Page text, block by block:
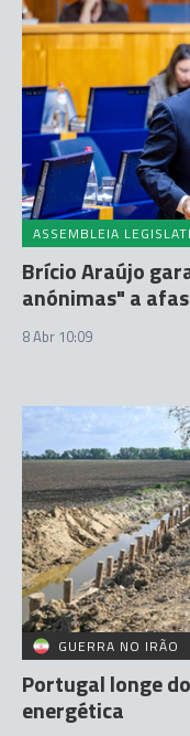
ASSEMBLEIA
Brício Araújo
anónimas" a
8 Abr 10:09
GUERRA NO IRÃO
Portugal longe
energética